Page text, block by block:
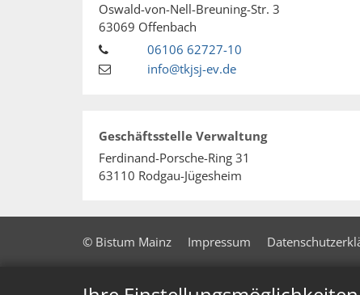
Oswald-von-Nell-Breuning-Str. 3
63069 Offenbach
06106 62727-10
info@tkjsj-ev.de
Geschäftsstelle Verwaltung
Ferdinand-Porsche-Ring 31
63110 Rodgau-Jügesheim
© Bistum Mainz Impressum